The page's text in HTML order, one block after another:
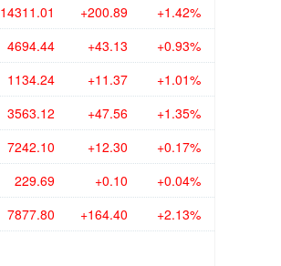
14311.01 +200.89 +1.42%
4694.44 +43.13 +0.93%
1134.24 +11.37 +1.01%
3563.12 +47.56 +1.35%
7242.10 +12.30 +0.17%
229.69 +0.10 +0.04%
7877.80 +164.40 +2.13%